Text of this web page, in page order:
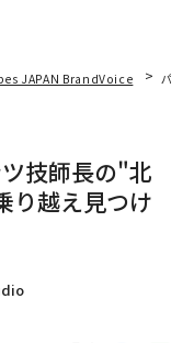
JAPAN BrandVoice パシ
技師長の"北
り越え見つけ